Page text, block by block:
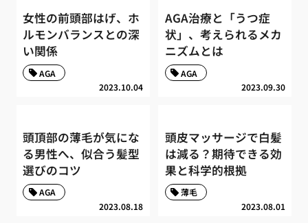
女性の前頭部はげ、ホ
ルモンバランスとの深
い関係
2023.10.04
AGA
AGA治療と「うつ症
状」、考えられるメカ
ニズムとは
2023.09.30
AGA
頭頂部の薄毛が気にな
る男性へ、似合う髪型
選びのコツ
2023.08.18
AGA
頭皮マッサージで白髪
は減る？期待できる効
果と科学的根拠
2023.08.01
薄毛